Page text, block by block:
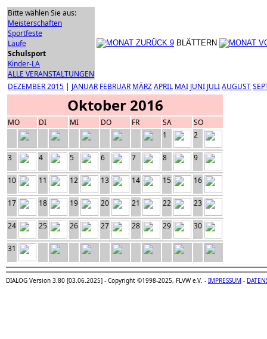
Bitte wählen Sie aus:
Meisterschaften
Sportfeste
Läufe
Schulsport
Kinder-LA
ALLE VERANSTALTUNGEN
BLÄTTERN
DEZEMBER 2015 | JANUAR FEBRUAR MÄRZAPRIL MAI JUNI JULIAUGUST
Oktober 2016
MO DI MI DO FR SA
SO
1
2
3 4 5 6 7 8 9
10 11 12 13 14 15 16
17 18 19 20 21 22 23
24 25 26 27 28 29 30
31
DIALOG Version 3.80 [03.06.2025] - Copyright ©1998-2025, FLVW e.V. - IMPRESSUM -